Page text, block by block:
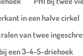
in een halve cirkel
van twee
een 3-4-5-driehoek